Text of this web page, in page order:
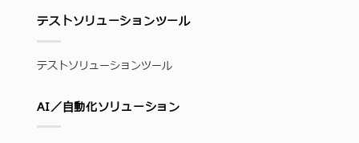
テストソリューションツール
テストソリューションツール
AI／自動化ソリューション